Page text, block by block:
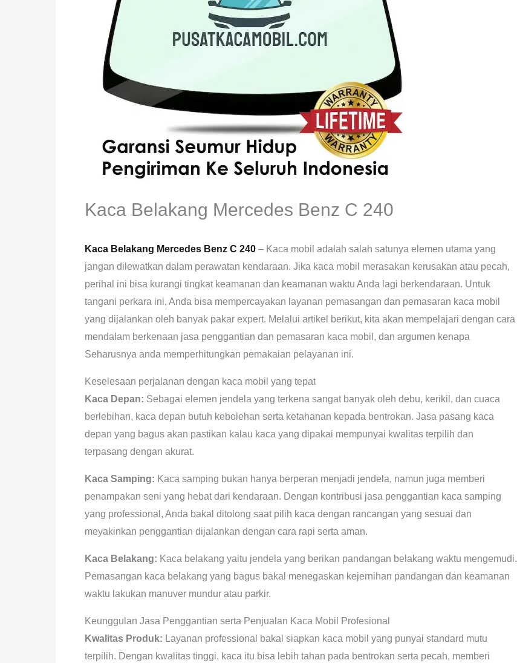
Kaca Belakang Mercedes Benz C 240
Kaca Belakang Mercedes Benz C 240 – Kaca mobil adalah salah satunya elemen utama yang
jangan dilewatkan dalam perawatan kendaraan. Jika kaca mobil merasakan kerusakan atau pecah,
perihal ini bisa kurangi tingkat keamanan dan keamanan waktu Anda lagi berkendaraan. Untuk
tangani perkara ini, Anda bisa mempercayakan layanan pemasangan dan pemasaran kaca mobil
yang dijalankan oleh banyak pakar expert. Melalui artikel berikut, kita akan mempelajari dengan cara
mendalam berkenaan jasa penggantian dan pemasaran kaca mobil, dan argumen kenapa
Seharusnya anda memperhitungkan pemakaian pelayanan ini.
Keselesaan perjalanan dengan kaca mobil yang tepat
Kaca Depan: Sebagai elemen jendela yang terkena sangat banyak oleh debu, kerikil, dan cuaca
berlebihan, kaca depan butuh kebolehan serta ketahanan kepada bentrokan. Jasa pasang kaca
depan yang bagus akan pastikan kalau kaca yang dipakai mempunyai kwalitas terpilih dan
terpasang dengan akurat.
Kaca Samping: Kaca samping bukan hanya berperan menjadi jendela, namun juga memberi
penampakan seni yang hebat dari kendaraan. Dengan kontribusi jasa penggantian kaca samping
yang professional, Anda bakal ditolong saat pilih kaca dengan rancangan yang sesuai dan
meyakinkan penggantian dijalankan dengan cara rapi serta aman.
Kaca Belakang: Kaca belakang yaitu jendela yang berikan pandangan belakang waktu mengemudi.
Pemasangan kaca belakang yang bagus bakal menegaskan kejernihan pandangan dan keamanan
waktu lakukan manuver mundur atau parkir.
Keunggulan Jasa Penggantian serta Penjualan Kaca Mobil Profesional
Kwalitas Produk: Layanan professional bakal siapkan kaca mobil yang punyai standard mutu
terpilih. Dengan kwalitas tinggi, kaca itu bisa lebih tahan pada bentrokan serta pecah, memberi